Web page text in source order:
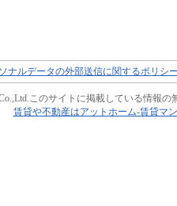
ナルデータの外部送信に関するポリシ
このサイトに掲載している情報の
賃貸や不動産はアットホーム-賃貸マ